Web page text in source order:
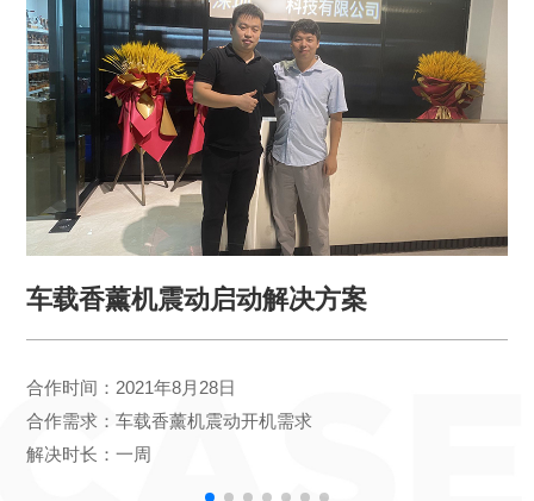
车载香薰机震动启动解决方案
合作时间：2021年8月28日
合作需求：车载香薰机震动开机需求
解决时长：一周